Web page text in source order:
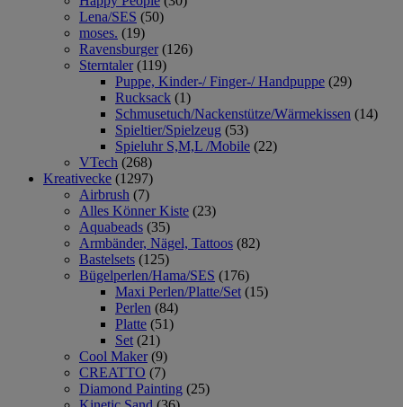
Lena/SES (50)
moses. (19)
Ravensburger (126)
Sterntaler (119)
Puppe, Kinder-/ Finger-/ Handpuppe (29)
Rucksack (1)
Schmusetuch/Nackenstütze/Wärmekissen (14)
Spieltier/Spielzeug (53)
Spieluhr S,M,L /Mobile (22)
VTech (268)
Kreativecke (1297)
Airbrush (7)
Alles Könner Kiste (23)
Aquabeads (35)
Armbänder, Nägel, Tattoos (82)
Bastelsets (125)
Bügelperlen/Hama/SES (176)
Maxi Perlen/Platte/Set (15)
Perlen (84)
Platte (51)
Set (21)
Cool Maker (9)
CREATTO (7)
Diamond Painting (25)